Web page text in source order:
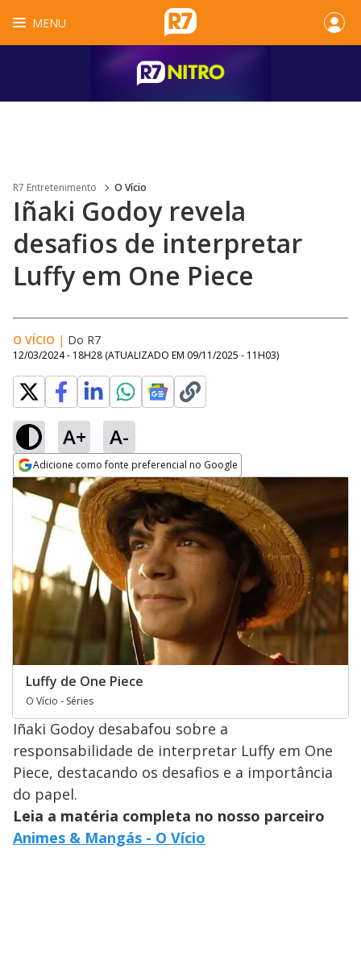
MENU
R7 Entretenimento O Vício
Iñaki Godoy revela
desafios de interpretar
Luffy em One Piece
O VÍCIO | Do R7
12/03/2024 - 18H28 (ATUALIZADO EM 09/11/2025 - 11H03)
A+ A-
Adicione como fonte preferencial no Google
Opens in new window
Luffy de One Piece
O Vício - Séries
Iñaki Godoy desabafou sobre a
responsabilidade de interpretar Luffy em One
Piece, destacando os desafios e a importância
do papel.
Leia a matéria completa no nosso parceiro
Animes & Mangás - O Vício